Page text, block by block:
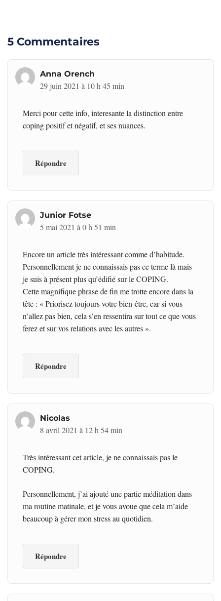
5 Commentaires
Anna Orench
29 juin 2021 à 10 h 45 min
Merci pour cette info, interesante la distinction entre
coping positif et négatif, et ses nuances.
Répondre
Junior Fotse
5 mai 2021 à 0 h 51 min
Encore un article très intéressant comme d’habitude.
Personnellement je ne connaissais pas ce terme là mais
je suis à présent plus qu’édifié sur le COPING.
Cette magnifique phrase de fin me trotte encore dans la
tête : « Priorisez toujours votre bien-être, car si vous
n’allez pas bien, cela s’en ressentira sur tout ce que vous
ferez et sur vos relations avec les autres ».
Répondre
Nicolas
8 avril 2021 à 12 h 54 min
Très intéressant cet article, je ne connaissais pas le
COPING.
Personnellement, j’ai ajouté une partie méditation dans
ma routine matinale, et je vous avoue que cela m’aide
beaucoup à gérer mon stress au quotidien.
Répondre